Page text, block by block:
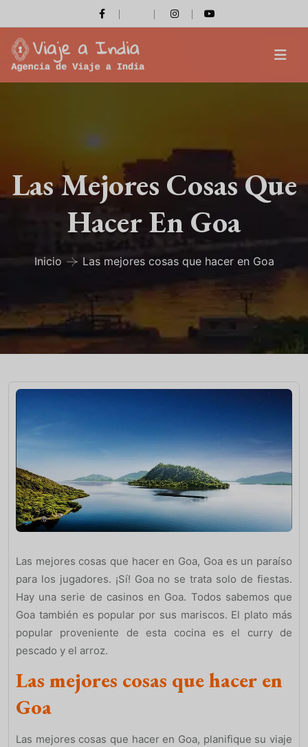
Las Mejores Cosas Que
Hacer En Goa
Inicio Las mejores cosas que hacer en Goa
Las mejores cosas que hacer en Goa, Goa es un paraíso
para los jugadores. ¡Sí! Goa no se trata solo de fiestas.
Hay una serie de casinos en Goa. Todos sabemos que
Goa también es popular por sus mariscos. El plato más
popular proveniente de esta cocina es el curry de
pescado y el arroz.
Las mejores cosas que hacer en
Goa
Las mejores cosas que hacer en Goa, planifique su viaje